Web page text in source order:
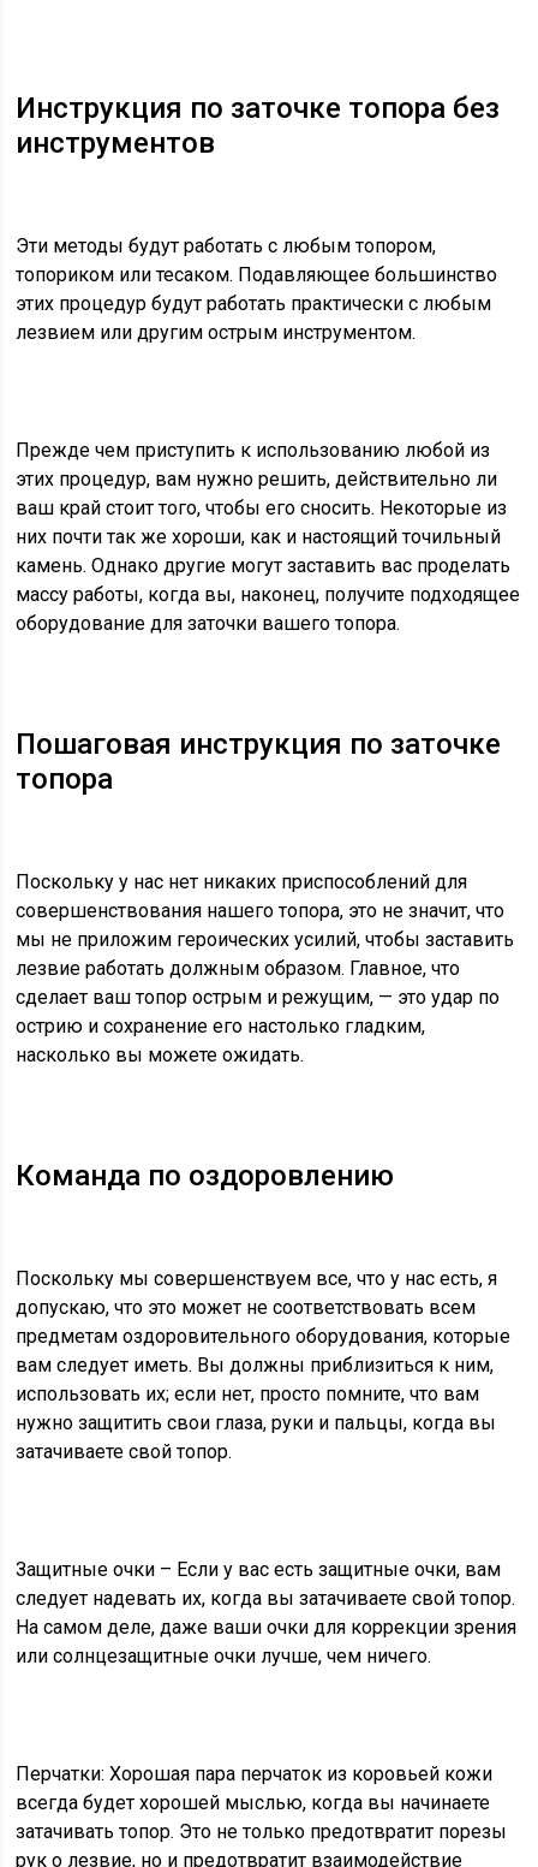
Инструкция по заточке топора без
инструментов
Эти методы будут работать с любым топором,
топориком или тесаком. Подавляющее большинство
этих процедур будут работать практически с любым
лезвием или другим острым инструментом.
Прежде чем приступить к использованию любой из
этих процедур, вам нужно решить, действительно ли
ваш край стоит того, чтобы его сносить. Некоторые из
них почти так же хороши, как и настоящий точильный
камень. Однако другие могут заставить вас проделать
массу работы, когда вы, наконец, получите подходящее
оборудование для заточки вашего топора.
Пошаговая инструкция по заточке
топора
Поскольку у нас нет никаких приспособлений для
совершенствования нашего топора, это не значит, что
мы не приложим героических усилий, чтобы заставить
лезвие работать должным образом. Главное, что
сделает ваш топор острым и режущим, — это удар по
острию и сохранение его настолько гладким,
насколько вы можете ожидать.
Команда по оздоровлению
Поскольку мы совершенствуем все, что у нас есть, я
допускаю, что это может не соответствовать всем
предметам оздоровительного оборудования, которые
вам следует иметь. Вы должны приблизиться к ним,
использовать их; если нет, просто помните, что вам
нужно защитить свои глаза, руки и пальцы, когда вы
затачиваете свой топор.
Защитные очки – Если у вас есть защитные очки, вам
следует надевать их, когда вы затачиваете свой топор.
На самом деле, даже ваши очки для коррекции зрения
или солнцезащитные очки лучше, чем ничего.
Перчатки: Хорошая пара перчаток из коровьей кожи
всегда будет хорошей мыслью, когда вы начинаете
затачивать топор. Это не только предотвратит порезы
рук о лезвие, но и предотвратит взаимодействие